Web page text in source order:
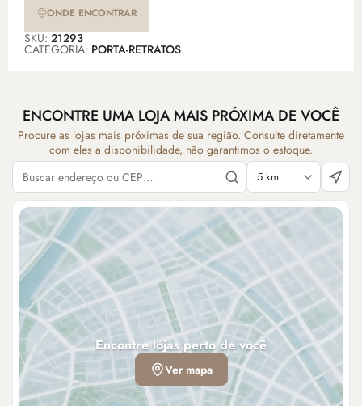
ONDE ENCONTRAR
SKU: 21293
CATEGORIA: PORTA-RETRATOS
ENCONTRE UMA LOJA MAIS PRÓXIMA DE VOCÊ
Procure as lojas mais próximas de sua região. Consulte diretamente
com eles a disponibilidade, não garantimos o estoque.
Encontre lojas perto de você
Ver mapa